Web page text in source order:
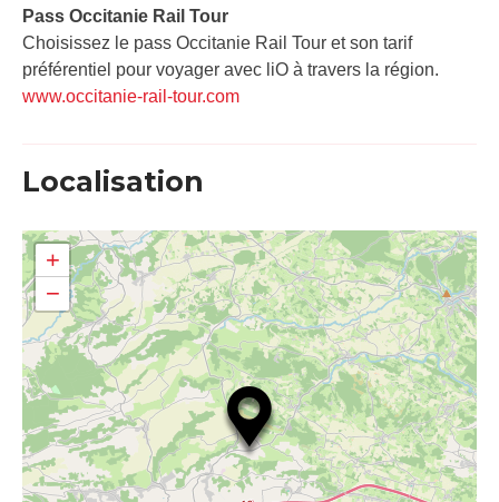
Pass Occitanie Rail Tour​
Choisissez le pass Occitanie Rail Tour et son tarif
préférentiel pour voyager avec liO à travers la région.
www.occitanie-rail-tour.com
Localisation
+
−